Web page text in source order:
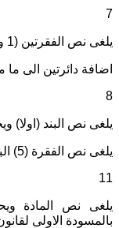
7
يلغى نص الفقرتين (1 و 2) من البند (اولا) ويحل محلهما نص جديد؛
اضافة دائرتين الى ما مدرج
8
يلغى نص البند (اولا)
يلغى نص الفقرة (5) البند (ثانيا)
11
يلغى نص المادة
بالمسودة الاولى